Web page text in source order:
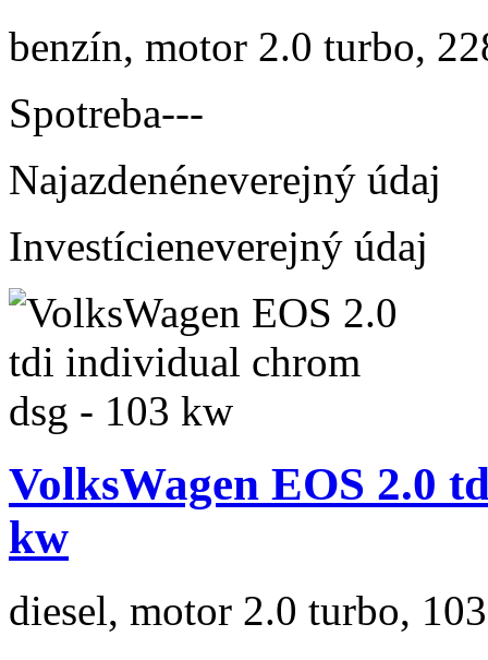
benzín, motor 2.0 turbo,
Spotreba---
Najazdenéneverejný údaj
Investícieneverejný údaj
VolksWagen EOS 2.0
kw
diesel, motor 2.0 turbo,